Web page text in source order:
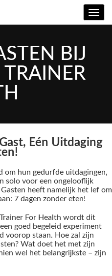
BIJ
TRAINER
Eén Uitdaging
om hun gedurfde uitdagingen,
solo voor een ongelooflijk
heeft namelijk het lef om
7 dagen zonder eten!
For Health wordt dit
goed begeleid experiment
voorop staan. Hoe zal zijn
Wat doet het met zijn
wel het belangrijkste – zijn